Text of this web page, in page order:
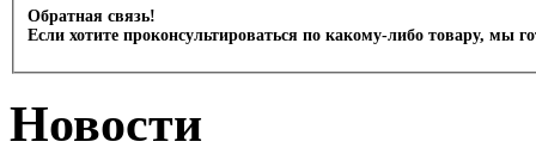
Обратная связь!
Если хотите проконсультироваться по какому-либо товару, мы
Новости